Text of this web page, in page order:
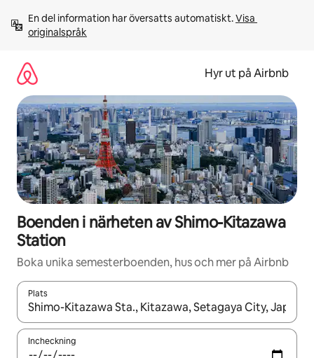
innehåll
En del information har översatts automatiskt. Visa
originalspråk
Hyr ut på Airbnb
Boenden i närheten av Shimo-Kitazawa
Station
Boka unika semesterboenden, hus och mer på Airbnb
Plats
När resultaten är tillgängliga kan du navigera med upp- och
Incheckning